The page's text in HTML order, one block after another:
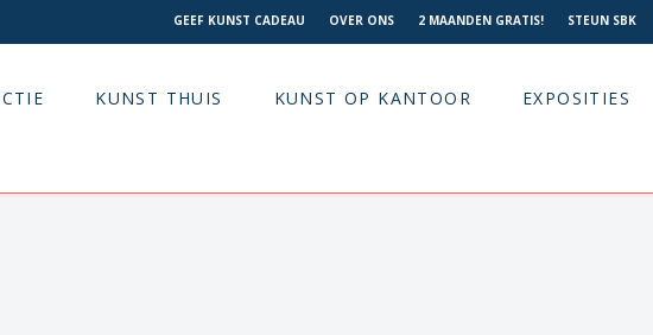
GEEF KUNST CADEAU OVER ONS 2 MAANDEN GRATIS! STEUN SBK
KUNST THUIS KUNST OP KANTOOR EXPOSITIES